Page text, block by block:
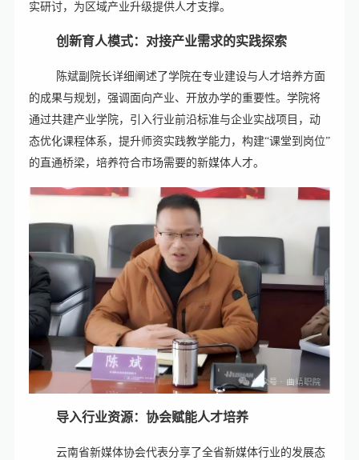
实研讨，为区域产业升级提供人才支撑。
创新育人模式：对接产业需求的实践探索‌
陈斌副院长详细阐述了学院在专业建设与人才培养方面
的成果与规划，强调面向产业、开放办学的重要性。学院将
通过共建产业学院，引入行业前沿标准与企业实战项目，动
态优化课程体系，提升师资实践教学能力，构建“课堂到岗位”
的直通桥梁，培养符合市场需要的新媒体人才。
导入行业资源：协会赋能人才培养‌
云南省新媒体协会代表分享了全省新媒体行业的发展态